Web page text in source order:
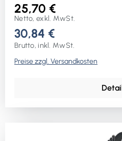
25,70 €
Netto, exkl. MwSt.
30,84 €
Brutto, inkl. MwSt.
Preise zzgl. Versandkosten